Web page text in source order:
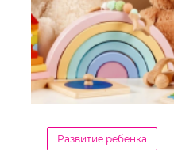
Развитие ребенка